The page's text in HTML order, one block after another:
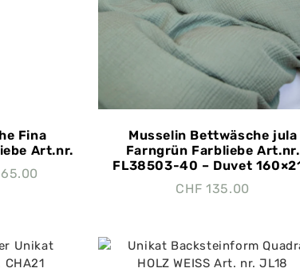
Fina
Art.nr.
Musselin Bettwäsche jula
Farngrün Farbliebe Art.nr.
FL38503-40 – Duvet
CHF 135.00